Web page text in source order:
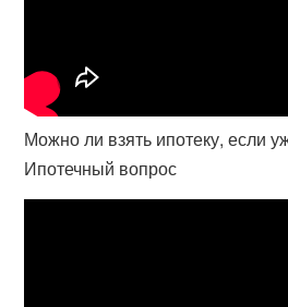
Можно ли взять ипотеку, если
Ипотечный вопрос